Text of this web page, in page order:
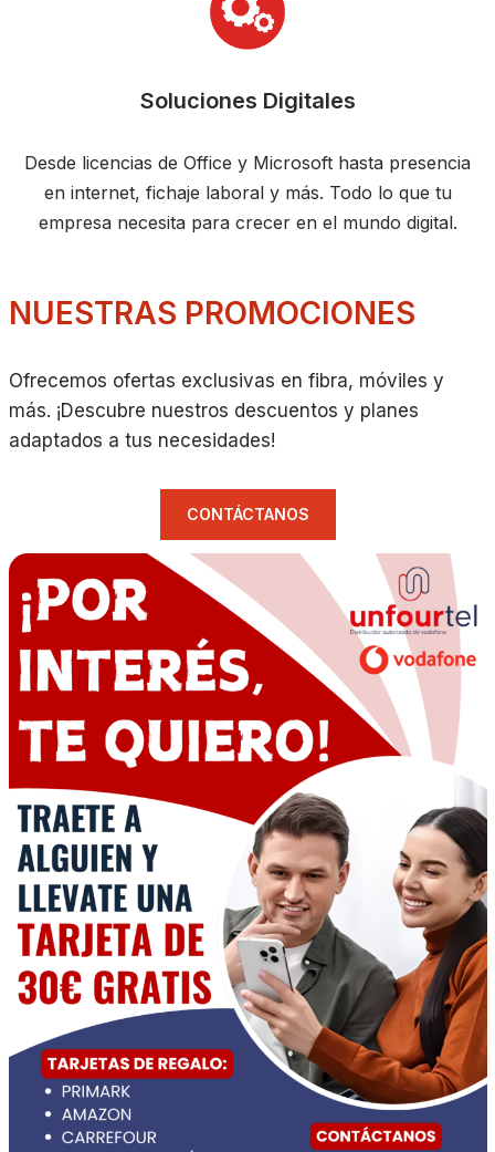
Soluciones Digitales
Desde licencias de Office y Microsoft hasta presencia
en internet, fichaje laboral y más. Todo lo que tu
empresa necesita para crecer en el mundo digital.
NUESTRAS PROMOCIONES
Ofrecemos ofertas exclusivas en fibra, móviles y
más. ¡Descubre nuestros descuentos y planes
adaptados a tus necesidades!
CONTÁCTANOS